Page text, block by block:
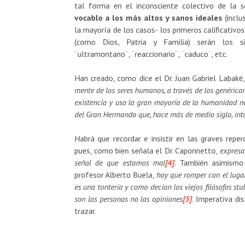
tal forma en el inconsciente colectivo de la
vocablo a los más altos y sanos ideales
la mayoría de los casos- los primeros
(como Dios, Patria y Familia) serán los
¨ultramontano¨, ¨reaccionario¨, ¨caduco¨, etc.
Han creado, como dice el Dr. Juan Gabriel Labaké,
mente de los seres humanos, a través de los
existencia y uso la gran mayoría de la humanidad
del Gran Hermando que, hace más de medio siglo,
Habrá que recordar e insistir en las graves
pues, como bien señala el Dr. Caponnetto,
señal de que estamos mal[4]. También
profesor Alberto Buela, hay que romper con el
es una tontería y como decían los viejos filósofos
son las personas no las opiniones[5]. Imperativa
trazar.